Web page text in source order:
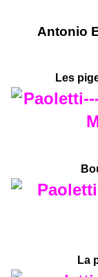
Antonio
Les
La